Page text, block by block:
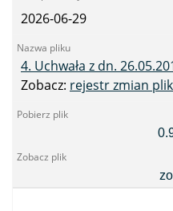
2026-06-29
4. Uchwała z dn.
Zobacz: rejestr zmian
z
26.05.2014